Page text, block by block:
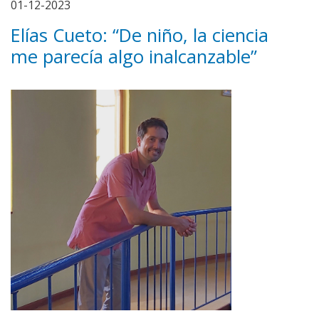
01-12-2023
Elías Cueto: “De niño, la ciencia
me parecía algo inalcanzable”